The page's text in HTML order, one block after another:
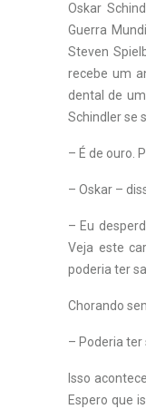
Oskar
Guerra
Steven
recebe um
dental de
Schindler se
– É de ouro.
– Oskar –
– Eu
Veja este
poderia ter
Chorando
– Poderia ter
Isso
Espero que